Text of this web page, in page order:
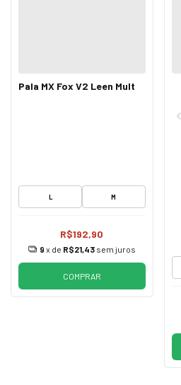
Pala MX Fox V2 Leen Mult
L M
R$192,90
9 x de R$21,43 sem juros
COMPRAR